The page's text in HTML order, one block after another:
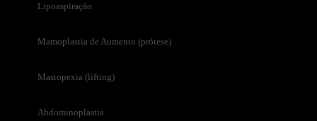
Lipoaspiração
Mamoplastia de Aumento (prótese)
Mastopexia (lifting)
Abdominoplastia